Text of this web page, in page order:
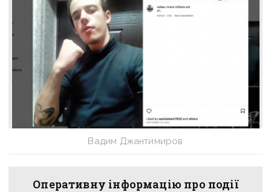
Вадим Джантимиров
Оперативну інформацію про події